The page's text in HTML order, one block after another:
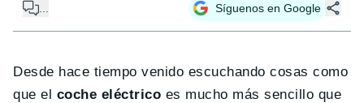
Síguenos en Google
Desde hace tiempo venido escuchando cosas como
que el coche eléctrico es mucho más sencillo que